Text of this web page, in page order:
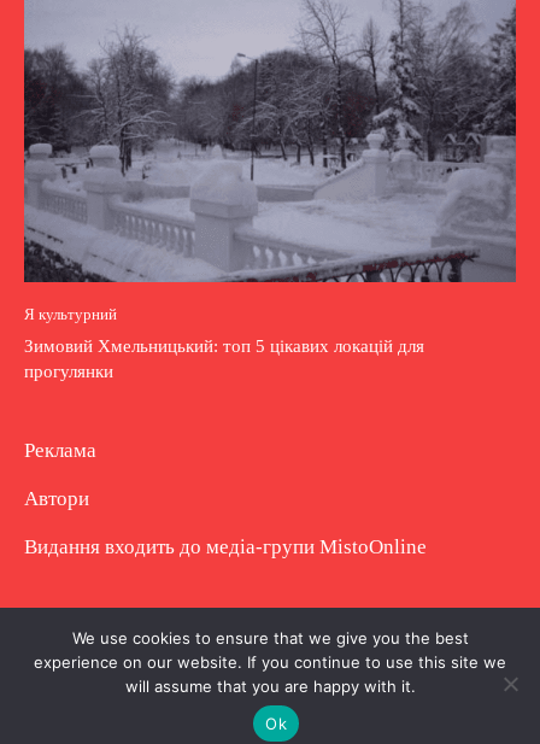
Я культурний
Зимовий Хмельницький: топ 5 цікавих локацій для
прогулянки
Реклама
Автори
Видання входить до медіа-групи MistoOnline
Copyright © Повне використання матеріалу
заборонено. Частково можна з гіперпосиланням.
We use cookies to ensure that we give you the best
experience on our website. If you continue to use this site we
will assume that you are happy with it.
Ok